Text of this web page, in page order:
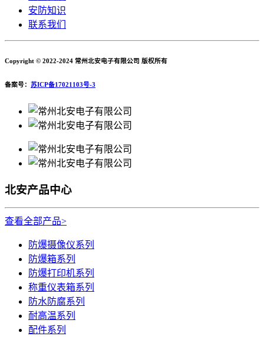
安防知识
联系我们
Copyright © 2022-2024 常州北安电子有限公司 版权所有
备案号： 苏ICP备17021103号-3
北安产品中心
查看全部产品>
防爆摄像仪系列
防爆箱系列
防爆打印机系列
称重仪表箱系列
防水防腐系列
耐高温系列
配件系列